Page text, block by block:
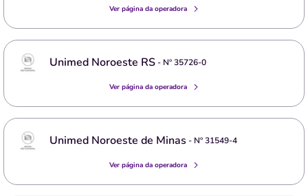
Ver página da operadora
Unimed Noroeste RS- Nº35726-0
Ver página da operadora
Unimed Noroeste de Minas - Nº31549-4
Ver página da operadora